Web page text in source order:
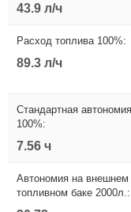
43.9 л/ч
Расход топлива 100%:
89.3 л/ч
Стандартная
100%:
7.56 ч
Автономия на внешнем
топливном баке 2000л.: